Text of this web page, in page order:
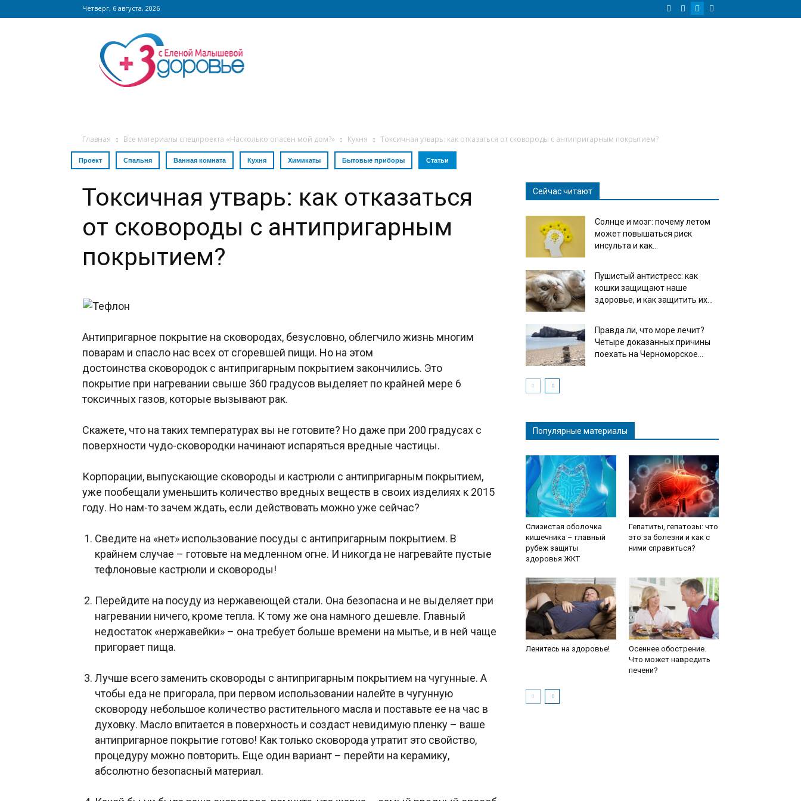
Четверг, 6 августа, 2026
Сайт
zdorovieinfo.ru
крупнейший
медицинский
Главная Все материалы спецпроекта «Насколько опасен мой дом?» Кухня Токсичная утварь: как отказаться от сковороды с антипригарным покрытием?
Проект Спальня Ванная комната Кухня Химикаты Бытовые приборы Статьи
Токсичная утварь: как отказаться
от сковороды с антипригарным
покрытием?
Антипригарное покрытие на сковородах, безусловно, облегчило жизнь многим
поварам и спасло нас всех от сгоревшей пищи. Но на этом
достоинства сковородок с антипригарным покрытием закончились. Это
покрытие при нагревании свыше 360 градусов выделяет по крайней мере 6
токсичных газов, которые вызывают рак.
Скажете, что на таких температурах вы не готовите? Но даже при 200 градусах с
поверхности чудо-сковородки начинают испаряться вредные частицы.
Корпорации, выпускающие сковороды и кастрюли с антипригарным покрытием,
уже пообещали уменьшить количество вредных веществ в своих изделиях к 2015
году. Но нам-то зачем ждать, если действовать можно уже сейчас?
Сведите на «нет» использование посуды с антипригарным покрытием. В
крайнем случае – готовьте на медленном огне. И никогда не нагревайте пустые
тефлоновые кастрюли и сковороды!
Перейдите на посуду из нержавеющей стали. Она безопасна и не выделяет при
нагревании ничего, кроме тепла. К тому же она намного дешевле. Главный
недостаток «нержавейки» – она требует больше времени на мытье, и в ней чаще
пригорает пища.
Лучше всего заменить сковороды с антипригарным покрытием на чугунные. А
чтобы еда не пригорала, при первом использовании налейте в чугунную
сковороду небольшое количество растительного масла и поставьте ее на час в
духовку. Масло впитается в поверхность и создаст невидимую пленку – ваше
антипригарное покрытие готово! Как только сковорода утратит это свойство,
процедуру можно повторить. Еще один вариант – перейти на керамику,
абсолютно безопасный материал.
Сейчас читают
Солнце и мозг: почему летом
может повышаться риск
инсульта и как...
Пушистый антистресс: как
кошки защищают наше
здоровье, и как защитить их...
Правда ли, что море лечит?
Четыре доказанных причины
поехать на Черноморское...
Популярные материалы
Слизистая оболочка
кишечника – главный
рубеж защиты
здоровья ЖКТ
Гепатиты, гепатозы: что
это за болезни и как с
ними справиться?
Ленитесь на здоровье!
Осеннее обострение.
Что может навредить
печени?